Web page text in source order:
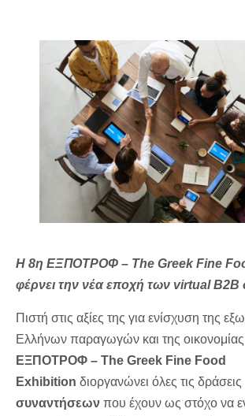
Η 8η ΕΞΠΟΤΡΟΦ – The Greek Fine
φέρνει την νέα εποχή των virtual Β2Β
Πιστή στις αξίες της για ενίσχυση της
Ελλήνων παραγωγών και της
ΕΞΠΟΤΡΟΦ – The Greek Fine Food
Exhibition διοργανώνει όλες τις δράσεις
συναντήσεων που έχουν ως στόχο να